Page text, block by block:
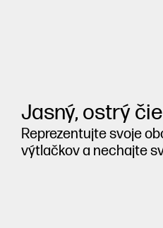
Jasný, ostrý
Reprezentujte svoje
výtlačkov a nechajte